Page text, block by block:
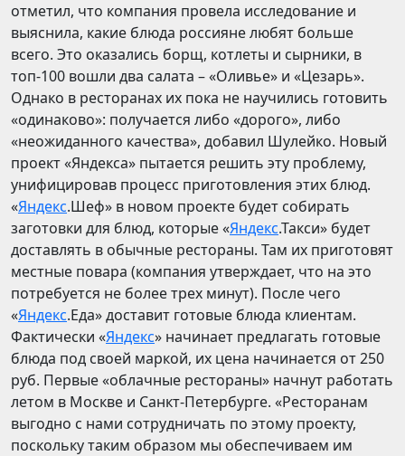
отметил, что компания провела исследование и
выяснила, какие блюда россияне любят больше
всего. Это оказались борщ, котлеты и сырники, в
топ-100 вошли два салата – «Оливье» и «Цезарь».
Однако в ресторанах их пока не научились готовить
«одинаково»: получается либо «дорого», либо
«неожиданного качества», добавил Шулейко. Новый
проект «Яндекса» пытается решить эту проблему,
унифицировав процесс приготовления этих блюд.
«Яндекс.Шеф» в новом проекте будет собирать
заготовки для блюд, которые «Яндекс.Такси» будет
доставлять в обычные рестораны. Там их приготовят
местные повара (компания утверждает, что на это
потребуется не более трех минут). После чего
«Яндекс.Еда» доставит готовые блюда клиентам.
Фактически «Яндекс» начинает предлагать готовые
блюда под своей маркой, их цена начинается от 250
руб. Первые «облачные рестораны» начнут работать
летом в Москве и Санкт-Петербурге. «Ресторанам
выгодно с нами сотрудничать по этому проекту,
поскольку таким образом мы обеспечиваем им